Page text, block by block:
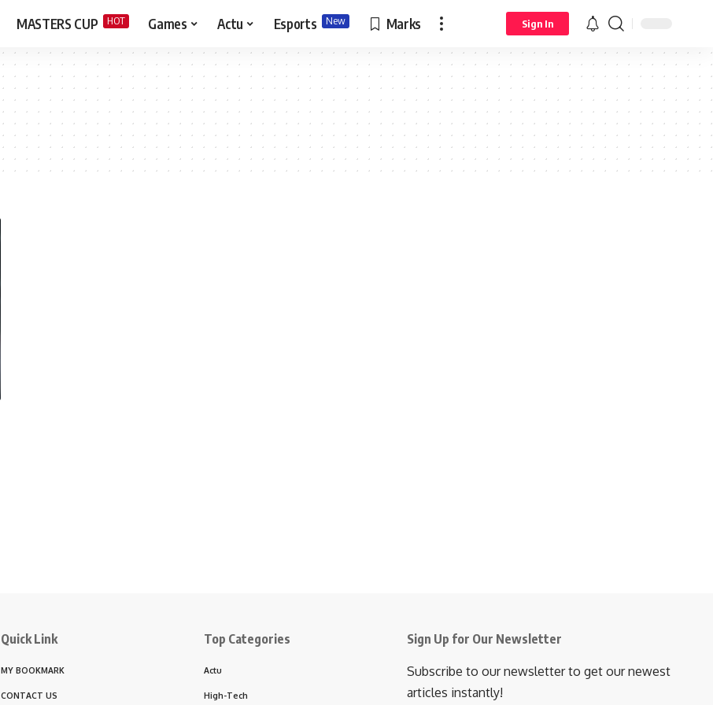
MASTERS CUP HOT Games Actu Esports New Marks Sign In
Quick Link
MY BOOKMARK
CONTACT US
Top Categories
Actu
High-Tech
Sign Up for Our Newsletter
Subscribe to our newsletter to get our newest
articles instantly!